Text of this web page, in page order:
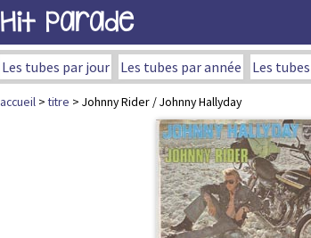
Hit Parade
Les tubes par jour Les tubes par année Les
accueil >titre > Johnny Rider / Johnny Hallyday